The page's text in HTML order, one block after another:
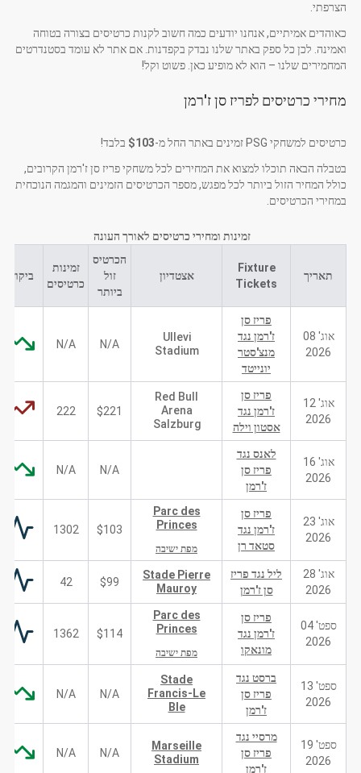
הצרפתי.
כאוהדים אמיתיים, אנחנו יודעים כמה חשוב לקנות כרטיסים בצורה בטוחה
ואמינה. לכן כל ספק באתר שלנו נבדק בקפדנות. אם אתר לא עומד בסטנדרטים
המחמירים שלנו – הוא לא מופיע כאן. פשוט וקל!
מחירי כרטיסים לפריז סן ז'רמן
כרטיסים למשחקי PSG זמינים באתר החל מ- $103 בלבד!
בטבלה הבאה תוכלו למצוא את המחירים לכל משחקי פריז סן ז'רמן הקרובים,
כולל המחיר הזול ביותר לכל מפגש, מספר הכרטיסים הזמינים והמגמה הנוכחית
במחירי הכרטיסים.
זמינות ומחירי כרטיסים לאורך העונה
תאריך
Fixture
Tickets
אצטדיון
הכרטיס
זול
ביותר
זמינות
כרטיסים
ביקוש
אוג' 08
2026
פריז סן
ז'רמן נגד
מנצ'סטר
יונייטד
Ullevi
Stadium
N/A
N/A
אוג' 12
2026
פריז סן
ז'רמן נגד
אסטון וילה
Red Bull
Arena
Salzburg
$221
222
אוג' 16
2026
לאנס נגד
פריז סן
ז'רמן
N/A
N/A
אוג' 23
2026
פריז סן
ז'רמן נגד
סטאד רן
Parc des
Princes
מפת ישיבה
$103
1302
אוג' 28
2026
ליל נגד פריז
סן ז'רמן
Stade Pierre
Mauroy
$99
42
ספט' 04
2026
פריז סן
ז'רמן נגד
מונאקו
Parc des
Princes
מפת ישיבה
$114
1362
ספט' 13
2026
ברסט נגד
פריז סן
ז'רמן
Stade
Francis-Le
Ble
N/A
N/A
ספט' 19
2026
מרסיי נגד
פריז סן
ז'רמן
Marseille
Stadium
N/A
N/A